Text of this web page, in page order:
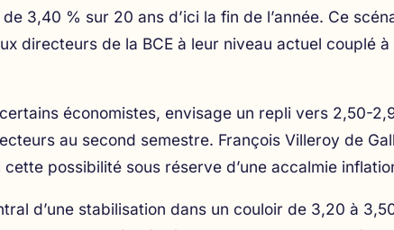
3,40 % sur 20 ans d’ici la fin de l’année. Ce
directeurs de la BCE à leur niveau actuel couplé
économistes, envisage un repli vers 2,50-
au second semestre. François Villeroy de
cette possibilité sous réserve d’une accalmie
d’une stabilisation dans un couloir de 3,20 à